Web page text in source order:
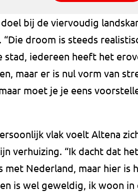
bij de viervoudig
“Die droom is steeds
stad, iedereen heeft het
maar er is nul vorm van
moet je je eens
vlak voelt Altena
verhuizing. “Ik dacht dat
met Nederland, maar hier is
is wel geweldig, ik woon